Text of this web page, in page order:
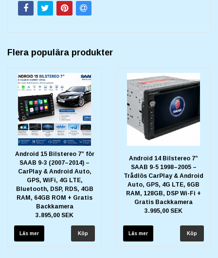
Flera populära produkter
Android 15 Bilstereo 7” för
SAAB 9-3 (2007–2014) –
CarPlay & Android Auto,
GPS, WiFi, 4G LTE,
Bluetooth, DSP, RDS, 4GB
RAM, 64GB ROM + Gratis
Backkamera
3.895,00 SEK
Läs mer
Android 14 Bilstereo 7”
SAAB 9-5 1998–2005 –
Trådlös CarPlay & Android
Auto, GPS, 4G LTE, 6GB
RAM, 128GB, DSP Wi-Fi +
Gratis Backkamera
3.995,00 SEK
Läs mer